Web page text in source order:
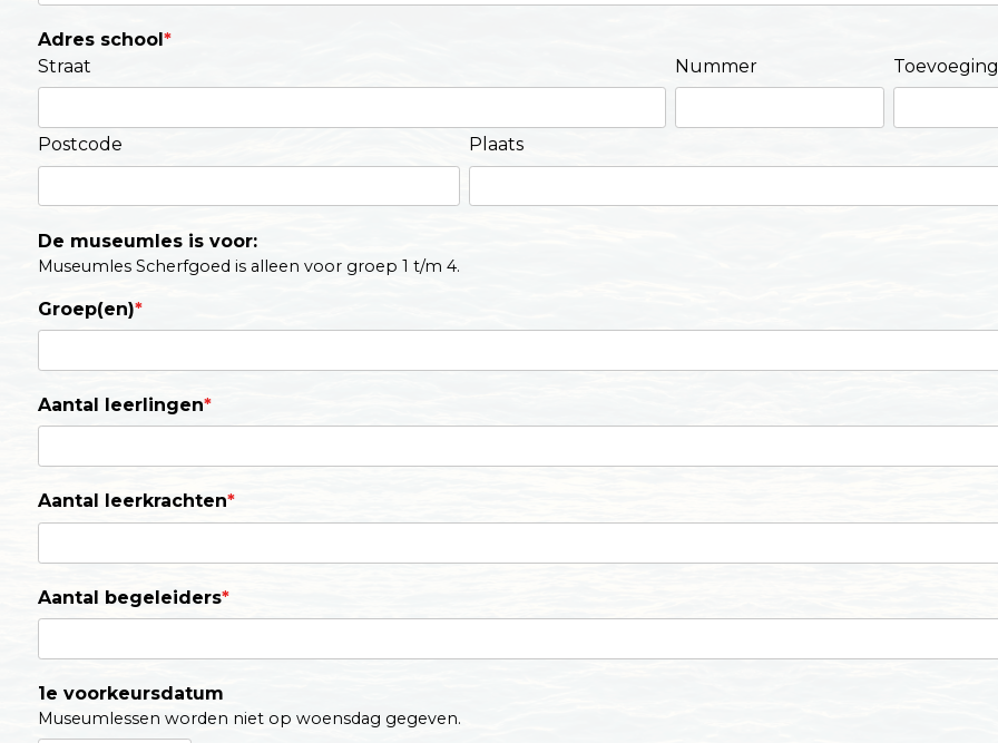
Adres school*
Straat
Nummer
Postcode Plaats
De museumles is voor:
Museumles Scherfgoed is alleen voor groep 1 t/m 4.
Groep(en)*
Aantal leerlingen*
Aantal leerkrachten*
Aantal begeleiders*
1e voorkeursdatum
Museumlessen worden niet op woensdag gegeven.